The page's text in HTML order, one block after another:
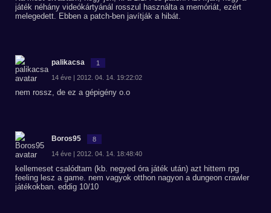
játék néhány videókártyánál rosszul használta a memóriát, ezért
melegedett. Ebben a patch-ben javítják a hibát.
palikacsa 1
14 éve | 2012. 04. 14. 19:22:02
nem rossz, de ez a gépigény o.o
Boros95 8
14 éve | 2012. 04. 14. 18:48:40
kellemeset csalódtam (kb. negyed óra játék után) azt hittem rpg
feeling lesz a game. nem vagyok otthon nagyon a dungeon crawler
játékokban. eddig 10/10